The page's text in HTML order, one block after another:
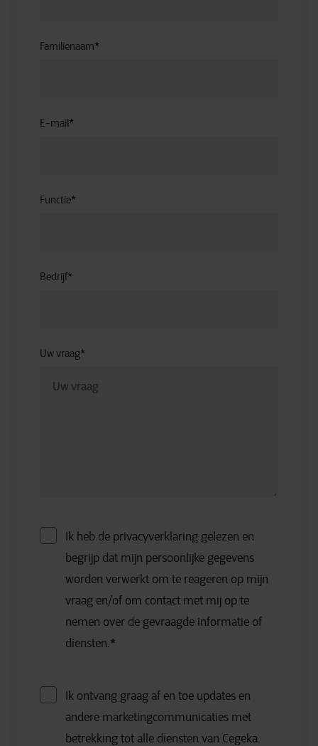
Familienaam*
E-mail*
Functie*
Bedrijf*
Uw vraag*
Ik heb de privacyverklaring gelezen en
begrijp dat mijn persoonlijke gegevens
worden verwerkt om te reageren op mijn
vraag en/of om contact met mij op te
nemen over de gevraagde informatie of
diensten.*
Ik ontvang graag af en toe updates en
andere marketingcommunicaties met
betrekking tot alle diensten van Cegeka.